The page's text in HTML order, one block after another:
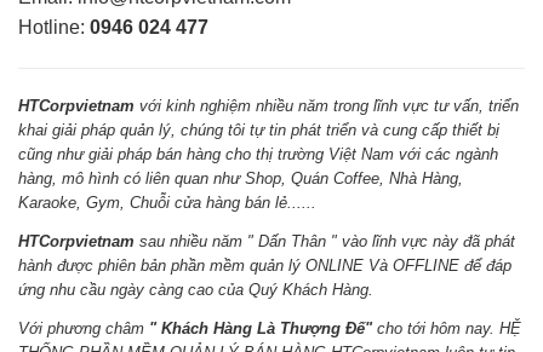
Hotline: 0946 024 477
HTCorpvietnam với kinh nghiệm nhiều năm trong lĩnh vực tư vấn, triển
khai giải pháp quản lý, chúng tôi tự tin phát triển và cung cấp thiết bị
cũng như giải pháp bán hàng cho thị trường Việt Nam với các ngành
hàng, mô hình có liên quan như Shop, Quán Coffee, Nhà Hàng,
Karaoke, Gym, Chuỗi cửa hàng bán lẻ......
HTCorpvietnam sau nhiều năm " Dấn Thân " vào lĩnh vực này đã phát
hành được phiên bản phần mềm quản lý ONLINE Và OFFLINE để đáp
ứng nhu cầu ngày càng cao của Quý Khách Hàng.
Với phương châm " Khách Hàng Là Thượng Đế"cho tới hôm nay. HỆ